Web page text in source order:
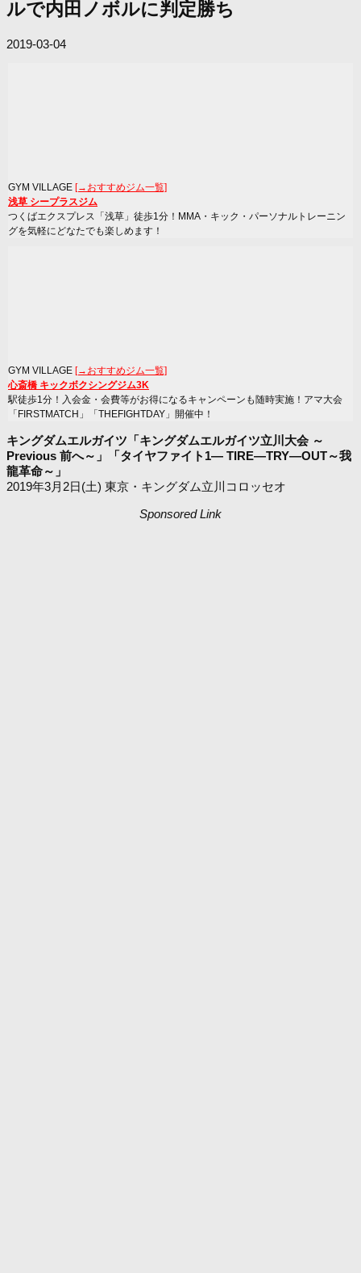
ルで内田ノボルに判定勝ち
2019-03-04
GYM VILLAGE [→おすすめジム一覧]
浅草 シープラスジム
つくばエクスプレス「浅草」徒歩1分！MMA・キック・パーソナルトレーニン
グを気軽にどなたでも楽しめます！
GYM VILLAGE [→おすすめジム一覧]
心斎橋 キックボクシングジム3K
駅徒歩1分！入会金・会費等がお得になるキャンペーンも随時実施！アマ大会
「FIRSTMATCH」「THEFIGHTDAY」開催中！
キングダムエルガイツ「キングダムエルガイツ立川大会 ～
Previous 前へ～」「タイヤファイト1― TIRE―TRY―OUT～我
龍革命～」
2019年3月2日(土) 東京・キングダム立川コロッセオ
Sponsored Link